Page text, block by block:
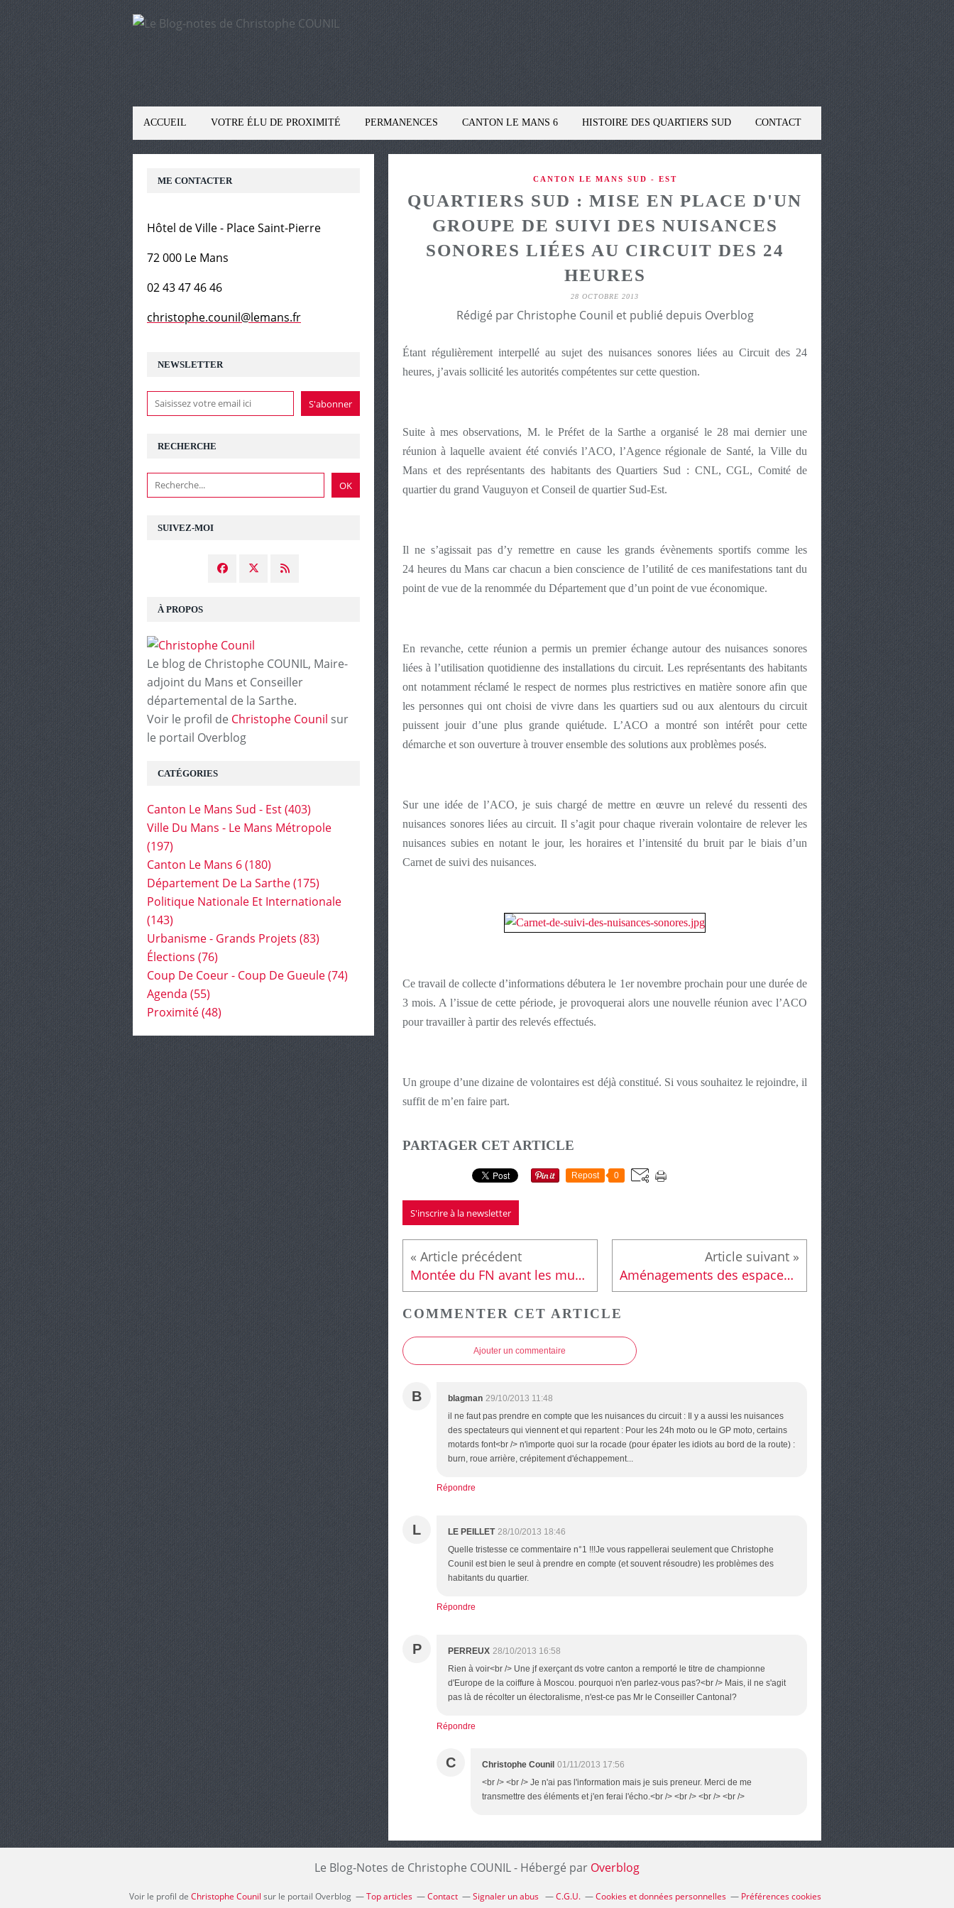
ACCUEIL VOTRE ÉLU DE PROXIMITÉ PERMANENCES CANTON LE MANS 6 HISTOIRE DES QUARTIERS SUD CONTACT
CANTON LE MANS SUD - EST
QUARTIERS SUD : MISE EN PLACE D'UN
GROUPE DE SUIVI DES NUISANCES
SONORES LIÉES AU CIRCUIT DES 24
HEURES
28 OCTOBRE 2013
Rédigé par Christophe Counil et publié depuis Overblog
Étant régulièrement interpellé au sujet des nuisances sonores liées au Circuit des 24
heures, j’avais sollicité les autorités compétentes sur cette question.
Suite à mes observations, M. le Préfet de la Sarthe a organisé le 28 mai dernier une
réunion à laquelle avaient été conviés l’ACO, l’Agence régionale de Santé, la Ville du
Mans et des représentants des habitants des Quartiers Sud : CNL, CGL, Comité de
quartier du grand Vauguyon et Conseil de quartier Sud-Est.
Il ne s’agissait pas d’y remettre en cause les grands évènements sportifs comme les
24 heures du Mans car chacun a bien conscience de l’utilité de ces manifestations tant du
point de vue de la renommée du Département que d’un point de vue économique.
En revanche, cette réunion a permis un premier échange autour des nuisances sonores
liées à l’utilisation quotidienne des installations du circuit. Les représentants des habitants
ont notamment réclamé le respect de normes plus restrictives en matière sonore afin que
les personnes qui ont choisi de vivre dans les quartiers sud ou aux alentours du circuit
puissent jouir d’une plus grande quiétude. L’ACO a montré son intérêt pour cette
démarche et son ouverture à trouver ensemble des solutions aux problèmes posés.
Sur une idée de l’ACO, je suis chargé de mettre en œuvre un relevé du ressenti des
nuisances sonores liées au circuit. Il s’agit pour chaque riverain volontaire de relever les
nuisances subies en notant le jour, les horaires et l’intensité du bruit par le biais d’un
Carnet de suivi des nuisances.
Ce travail de collecte d’informations débutera le 1er novembre prochain pour une durée de
3 mois. A l’issue de cette période, je provoquerai alors une nouvelle réunion avec l’ACO
pour travailler à partir des relevés effectués.
Un groupe d’une dizaine de volontaires est déjà constitué. Si vous souhaitez le rejoindre, il
suffit de m’en faire part.
PARTAGER CET ARTICLE
Repost 0
S'inscrire à la newsletter
Montée du FN avant les municipales. Ma réaction publiée dans les colonnes du Maine Libre Aménagements des espaces extérieurs du quartier du Ronceray : les travaux sont partis.
COMMENTER CET ARTICLE
Ajouter un commentaire
B blagman 29/10/2013 11:48
il ne faut pas prendre en compte que les nuisances du circuit : Il y a aussi les nuisances
des spectateurs qui viennent et qui repartent : Pour les 24h moto ou le GP moto, certains
motards font<br /> n'importe quoi sur la rocade (pour épater les idiots au bord de la route) :
burn, roue arrière, crépitement d'échappement...
Répondre
L LE PEILLET 28/10/2013 18:46
Quelle tristesse ce commentaire n°1 !!!Je vous rappellerai seulement que Christophe
Counil est bien le seul à prendre en compte (et souvent résoudre) les problèmes des
habitants du quartier.
Répondre
P PERREUX 28/10/2013 16:58
Rien à voir<br /> Une jf exerçant ds votre canton a remporté le titre de championne
d'Europe de la coiffure à Moscou. pourquoi n'en parlez-vous pas?<br /> Mais, il ne s'agit
pas là de récolter un électoralisme, n'est-ce pas Mr le Conseiller Cantonal?
Répondre
C Christophe Counil 01/11/2013 17:56
<br /> <br /> Je n'ai pas l'information mais je suis preneur. Merci de me
transmettre des éléments et j'en ferai l'écho.<br /> <br /> <br /> <br />
NEWSLETTER
SUIVEZ-MOI
RECHERCHE
À PROPOS
Le blog de Christophe COUNIL, Maire-
adjoint du Mans et Conseiller
départemental de la Sarthe.
Voir le profil de Christophe Counil sur
le portail Overblog
CATÉGORIES
Canton Le Mans Sud - Est(403)
Ville Du Mans - Le Mans Métropole
(197)
Canton Le Mans 6(180)
Département De La Sarthe(175)
Politique Nationale Et Internationale
(143)
Urbanisme - Grands Projets (83)
Élections (76)
Coup De Coeur - Coup De Gueule(74)
Agenda (55)
Proximité(48)
ME CONTACTER
Hôtel de Ville - Place Saint-Pierre
72 000 Le Mans
02 43 47 46 46
christophe.counil@lemans.fr
Le Blog-Notes de Christophe COUNIL - Hébergé par Overblog
Voir le profil de Christophe Counil sur le portail Overblog Top articles Contact Signaler un abus C.G.U. Cookies et données personnelles Préférences cookies